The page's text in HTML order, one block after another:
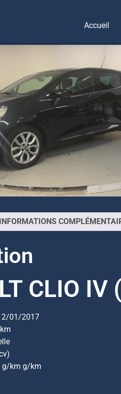
Accueil
/ RENAULT CLIO IV
INFORMATIONS
CLIO IV
01/2017
g/km g/km